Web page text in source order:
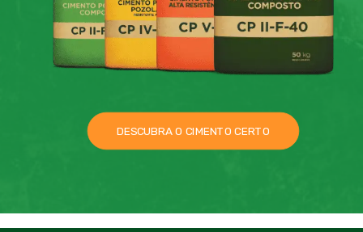
DESCUBRA O CIMENTO CERTO